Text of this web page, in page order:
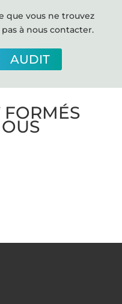
que vous ne trouvez
à nous contacter.
AUDIT
FORMÉS